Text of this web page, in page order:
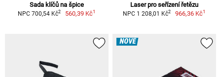
Sada klíčů na špice
NPC 700,54 Kč2 560,39 Kč1
Laser pro seřízení řetězu
NPC 1 208,01 Kč2 966,36 Kč1
NOVÉ